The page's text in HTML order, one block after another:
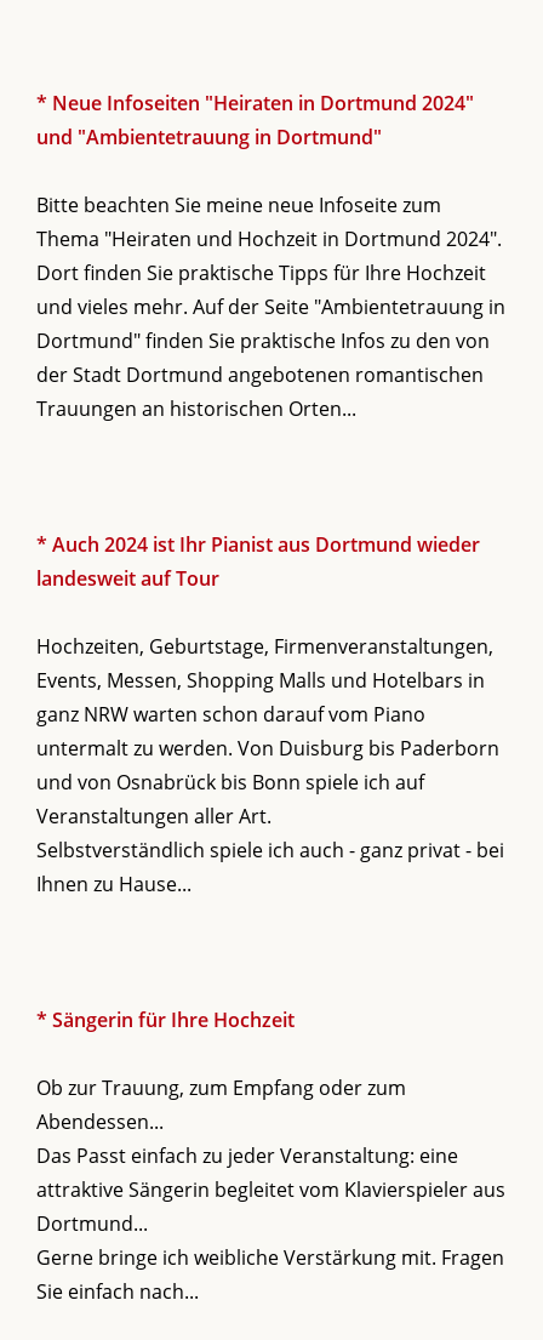
* Neue Infoseiten "Heiraten in Dortmund 2024"
und "Ambientetrauung in Dortmund"
Bitte beachten Sie meine neue Infoseite zum
Thema "Heiraten und Hochzeit in Dortmund 2024".
Dort finden Sie praktische Tipps für Ihre Hochzeit
und vieles mehr. Auf der Seite "Ambientetrauung in
Dortmund" finden Sie praktische Infos zu den von
der Stadt Dortmund angebotenen romantischen
Trauungen an historischen Orten...
* Auch 2024 ist Ihr Pianist aus Dortmund wieder
landesweit auf Tour
Hochzeiten, Geburtstage, Firmenveranstaltungen,
Events, Messen, Shopping Malls und Hotelbars in
ganz NRW warten schon darauf vom Piano
untermalt zu werden. Von Duisburg bis Paderborn
und von Osnabrück bis Bonn spiele ich auf
Veranstaltungen aller Art.
Selbstverständlich spiele ich auch - ganz privat - bei
Ihnen zu Hause...
* Sängerin für Ihre Hochzeit
Ob zur Trauung, zum Empfang oder zum
Abendessen...
Das Passt einfach zu jeder Veranstaltung: eine
attraktive Sängerin begleitet vom Klavierspieler aus
Dortmund...
Gerne bringe ich weibliche Verstärkung mit. Fragen
Sie einfach nach...